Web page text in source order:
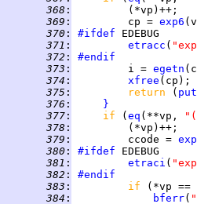
368 :
369 :
         cp =
exp6
370 : #ifdef
371 : etracc (
372 :
#endif
373 :
         i =
egetn
374 : xfree
375 : return (
376 :
}
377 : if ( eq (**vp,
378 :
379 :
         ccode =
380 : #ifdef
381 : etraci (
382 :
#endif
383 : if
(*vp ==
384 : bferr(